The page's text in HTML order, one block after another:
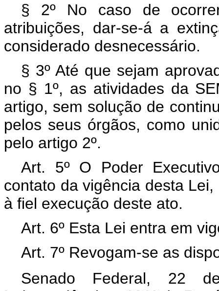
§ 2º No caso de
atribuições, dar-se-á a
considerado desnecessário.
§ 3º Até que sejam
no § 1º, as atividades da
artigo, sem solução de
pelos seus órgãos, como
pelo artigo 2º.
Art. 5º O Poder
contato da vigência desta
à fiel execução deste ato.
Art. 6º Esta Lei entra em
Art. 7º Revogam-se as
Senado Federal, 22